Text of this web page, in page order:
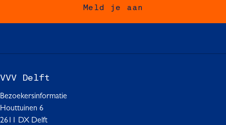
Meld je aan
VVV Delft
Bezoekersinformatie
Houttuinen 6
2611 DX Delft